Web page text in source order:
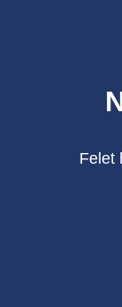
Felet